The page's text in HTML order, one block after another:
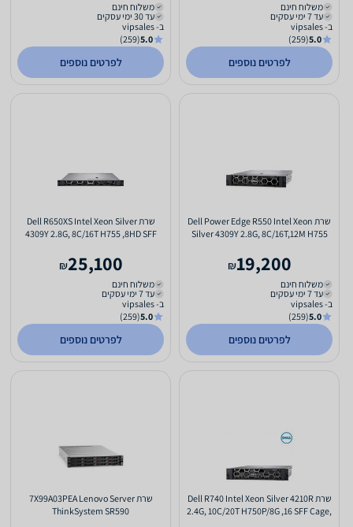
משלוח חינם
עד 7 ימי עסקים
ב- vipsales
5.0
(259)
לפרטים נוספים
משלוח חינם
עד 30 ימי עסקים
ב- vipsales
5.0
(259)
לפרטים נוספים
שרת Dell Power Edge R550 Intel Xeon
Silver 4309Y 2.8G, 8C/16T,12M H755
19,200
₪
משלוח חינם
עד 7 ימי עסקים
ב- vipsales
5.0
(259)
לפרטים נוספים
שרת Dell R650XS Intel Xeon Silver
4309Y 2.8G, 8C/16T H755 ,8HD SFF
25,100
₪
משלוח חינם
עד 7 ימי עסקים
ב- vipsales
5.0
(259)
לפרטים נוספים
שרת Dell R740 Intel Xeon Silver 4210R
2.4G, 10C/20T H750P/8G ,16 SFF Cage,
שרת 7X99A03PEA Lenovo Server
ThinkSystem SR590